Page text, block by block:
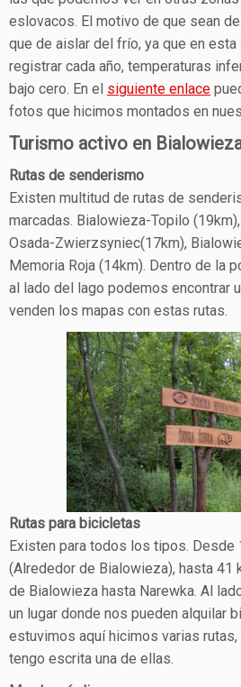
eslovacos. El motivo de que sean
que de aislar del frío, ya que en esta
registrar cada año, temperaturas
bajo cero. En el siguiente enlace
fotos que hicimos montados en
Turismo activo en
Rutas de senderismo
Existen multitud de rutas de
marcadas. Bialowieza-Topilo
Osada-Zwierzsyniec(17km),
Memoria Roja (14km). Dentro de la
al lado del lago podemos encontrar
venden los mapas con estas rutas.
Rutas para bicicletas
Existen para todos los tipos. Desde
(Alrededor de Bialowieza), hasta 41
de Bialowieza hasta Narewka. Al
un lugar donde nos pueden alquilar
estuvimos aquí hicimos varias rutas,
tengo escrita una de ellas.